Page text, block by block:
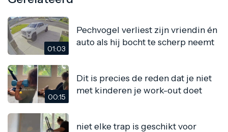
01:03
Pechvogel verliest zijn vriendin én
auto als hij bocht te scherp neemt
00:15
Dit is precies de reden dat je niet
met kinderen je work-out doet
niet elke trap is geschikt voor